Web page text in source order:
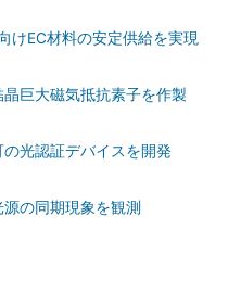
けEC材料の安定供給を実現
巨大磁気抵抗素子を作製
光認証デバイスを開発
の同期現象を観測